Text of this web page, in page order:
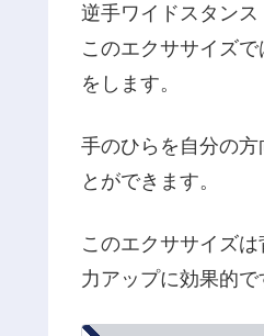
逆手ワイドスタンス
このエクササイズ
をします。
手のひらを自分の
とができます。
このエクササイズ
力アップに効果的で